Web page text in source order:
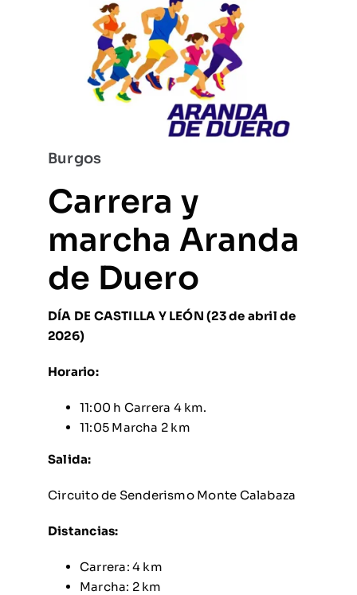
Burgos
Carrera y
marcha Aranda
de Duero
DÍA DE CASTILLA Y LEÓN (23 de abril de
2026)
Horario:
11:00 h Carrera 4 km.
11:05 Marcha 2 km
Salida:
Circuito de Senderismo Monte Calabaza
Distancias:
Carrera: 4 km
Marcha: 2 km